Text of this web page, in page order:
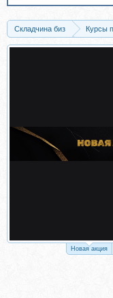
Складчина биз Курсы
Скачать Длительный
Новая акция